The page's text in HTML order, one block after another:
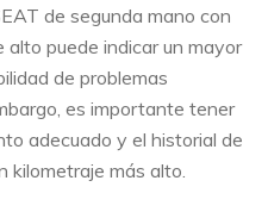
de segunda mano con
puede indicar un mayor
de problemas
es importante tener
adecuado y el historial de
kilometraje más alto.